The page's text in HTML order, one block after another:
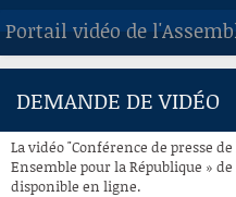
Portail vidéo de
ACCUEIL
À LA DEMANDE
DEMANDE DE VIDÉO
La vidéo "Conférence de presse
Ensemble pour la République » de
disponible en ligne.